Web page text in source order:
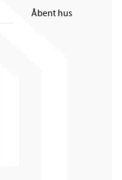
Åbent hus